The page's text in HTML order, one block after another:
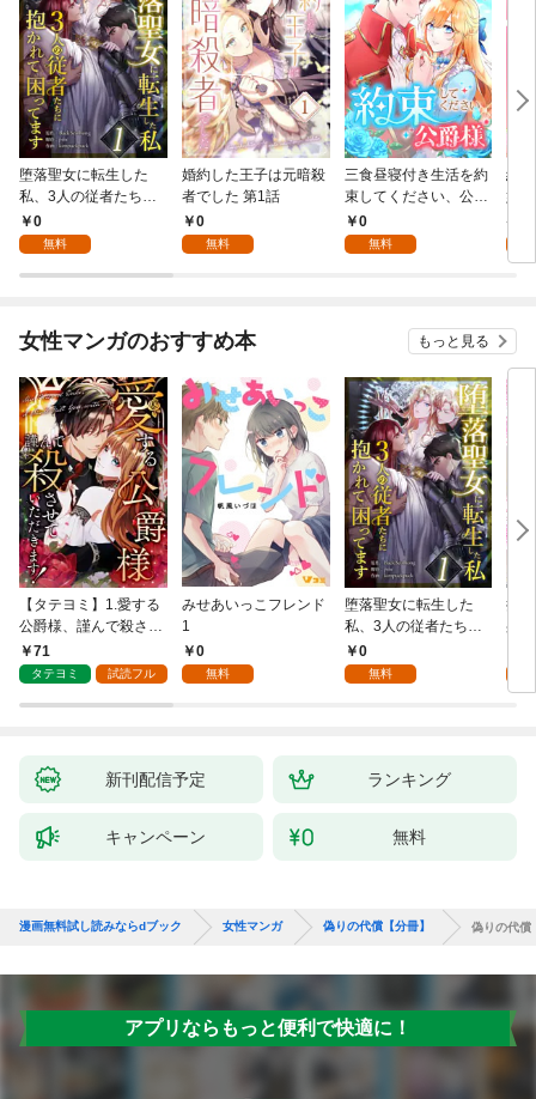
堕落聖女に転生した
私、3人の従者たちに
抱かれて困ってます 第
1話
0
無料
婚約した王子は元暗殺
者でした 第1話
0
無料
三食昼寝付き生活を約
束してください、公爵
様 1話
0
無料
絶
嬢
行
女性マンガのおすすめ本 もっと見る
【タテヨミ】1.愛する
公爵様、謹んで殺させ
ていただきます！
71
タテヨミ 試読フル
みせあいっこフレンド
1
0
無料
堕落聖女に転生した
私、3人の従者たちに
抱かれて困ってます 第
1話
0
無料
授
身
新刊配信予定 ランキング
キャンペーン 無料
漫画無料試し読みならdブック 女性マンガ 偽りの代償【分冊】 偽りの代償
アプリならもっと便利で快適に！